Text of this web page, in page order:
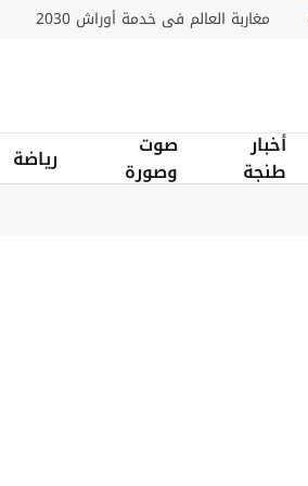
اقتحامات واعتقالات بالضفة الغربية
أخبار
طنجة
صوت
وصورة
رياضة